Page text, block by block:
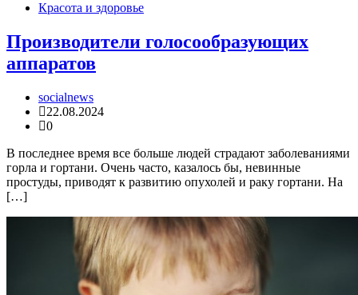
Красота и здоровье
Производители голосообразующих
аппаратов
socialnews
22.08.2024
0
В последнее время все больше людей страдают заболеваниями
горла и гортани. Очень часто, казалось бы, невинные
простуды, приводят к развитию опухолей и раку гортани. На
[…]